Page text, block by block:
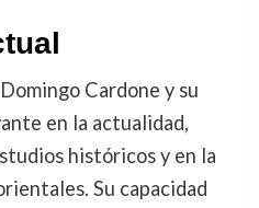
Cardone y su
en la actualidad,
históricos y en la
Su capacidad